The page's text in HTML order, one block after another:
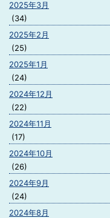
2025年3月
(34)
2025年2月
(25)
2025年1月
(24)
2024年12月
(22)
2024年11月
(17)
2024年10月
(26)
2024年9月
(24)
2024年8月